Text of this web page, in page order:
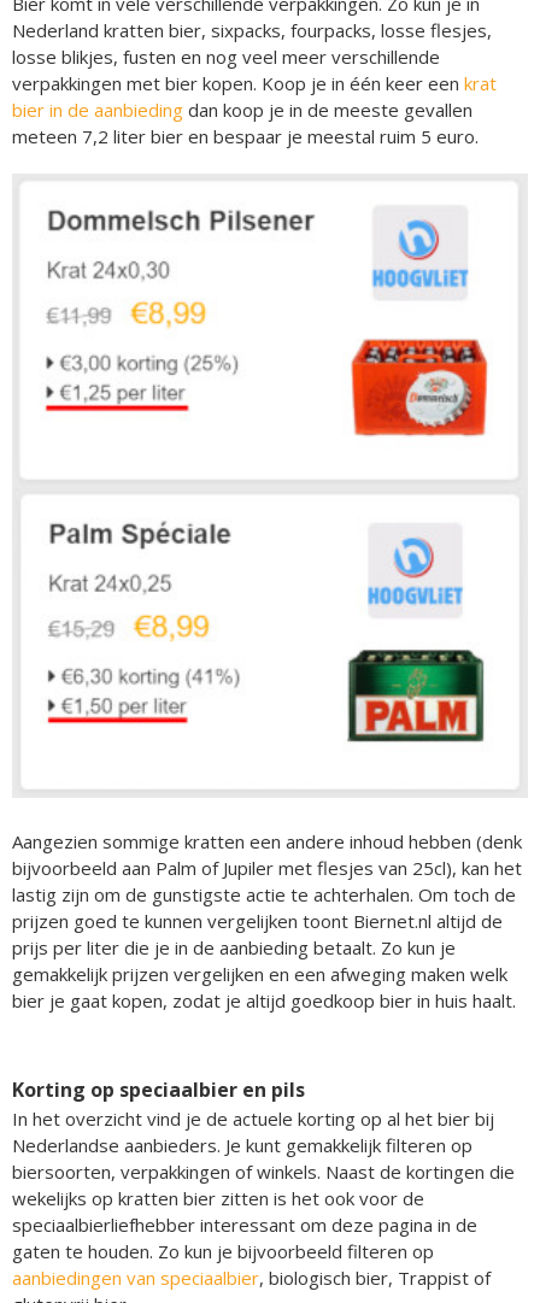
Nederland kratten bier, sixpacks, fourpacks, losse flesjes,
losse blikjes, fusten en nog veel meer verschillende
verpakkingen met bier kopen. Koop je in één keer een krat
bier in de aanbieding dan koop je in de meeste gevallen
meteen 7,2 liter bier en bespaar je meestal ruim 5 euro.
Aangezien sommige kratten een andere inhoud hebben (denk
bijvoorbeeld aan Palm of Jupiler met flesjes van 25cl), kan het
lastig zijn om de gunstigste actie te achterhalen. Om toch de
prijzen goed te kunnen vergelijken toont Biernet.nl altijd de
prijs per liter die je in de aanbieding betaalt. Zo kun je
gemakkelijk prijzen vergelijken en een afweging maken welk
bier je gaat kopen, zodat je altijd goedkoop bier in huis haalt.
Korting op speciaalbier en pils
In het overzicht vind je de actuele korting op al het bier bij
Nederlandse aanbieders. Je kunt gemakkelijk filteren op
biersoorten, verpakkingen of winkels. Naast de kortingen die
wekelijks op kratten bier zitten is het ook voor de
speciaalbierliefhebber interessant om deze pagina in de
gaten te houden. Zo kun je bijvoorbeeld filteren op
aanbiedingen van speciaalbier, biologisch bier, Trappist of